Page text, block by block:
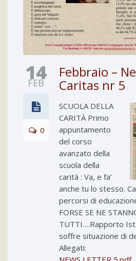
14
FEB
0
Febbraio –
Caritas nr 5
SCUOLA DELLA
CARITÀ Primo
appuntamento
del corso
avanzato della
scuola della
carità : Va, e fa’
anche tu lo stesso.
percorsi di
FORSE SE NE
TUTTI….Rapporto
soffre situazione di
Allegati: